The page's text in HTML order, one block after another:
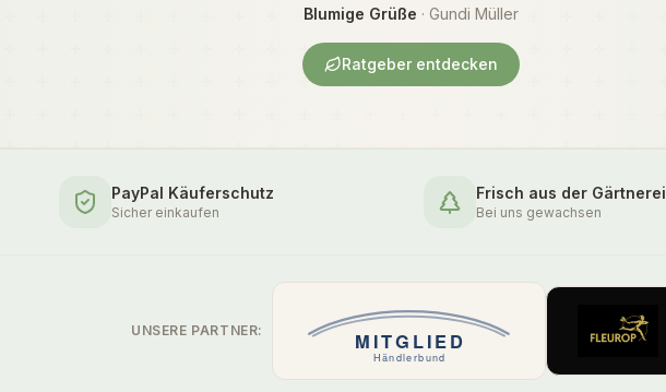
Blumige Grüße · Gundi Müller
Ratgeber entdecken
PayPal Käuferschutz
Sicher einkaufen
Frisch aus der Gärtnerei
Bei uns gewachsen
UNSERE PARTNER: